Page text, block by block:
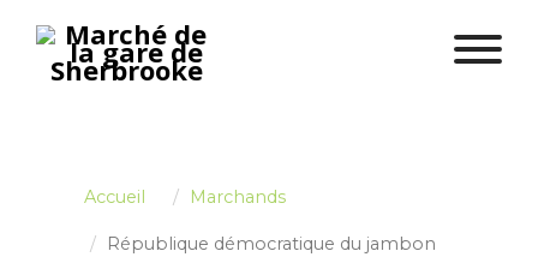
Accueil Marchands
République démocratique du jambon